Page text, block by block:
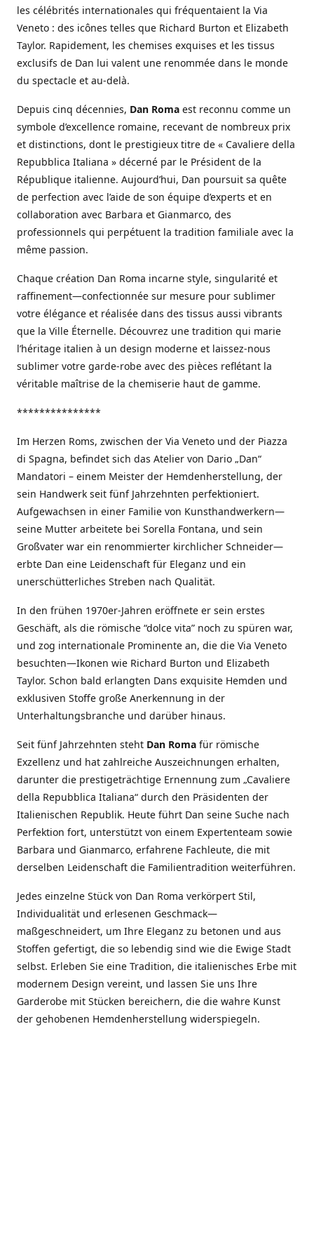
les célébrités internationales qui fréquentaient la Via
Veneto : des icônes telles que Richard Burton et Elizabeth
Taylor. Rapidement, les chemises exquises et les tissus
exclusifs de Dan lui valent une renommée dans le monde
du spectacle et au-delà.
Depuis cinq décennies, Dan Roma est reconnu comme un
symbole d’excellence romaine, recevant de nombreux prix
et distinctions, dont le prestigieux titre de « Cavaliere della
Repubblica Italiana » décerné par le Président de la
République italienne. Aujourd’hui, Dan poursuit sa quête
de perfection avec l’aide de son équipe d’experts et en
collaboration avec Barbara et Gianmarco, des
professionnels qui perpétuent la tradition familiale avec la
même passion.
Chaque création Dan Roma incarne style, singularité et
raffinement—confectionnée sur mesure pour sublimer
votre élégance et réalisée dans des tissus aussi vibrants
que la Ville Éternelle. Découvrez une tradition qui marie
l’héritage italien à un design moderne et laissez-nous
sublimer votre garde-robe avec des pièces reflétant la
véritable maîtrise de la chemiserie haut de gamme.
***************
Im Herzen Roms, zwischen der Via Veneto und der Piazza
di Spagna, befindet sich das Atelier von Dario „Dan“
Mandatori – einem Meister der Hemdenherstellung, der
sein Handwerk seit fünf Jahrzehnten perfektioniert.
Aufgewachsen in einer Familie von Kunsthandwerkern—
seine Mutter arbeitete bei Sorella Fontana, und sein
Großvater war ein renommierter kirchlicher Schneider—
erbte Dan eine Leidenschaft für Eleganz und ein
unerschütterliches Streben nach Qualität.
In den frühen 1970er-Jahren eröffnete er sein erstes
Geschäft, als die römische “dolce vita” noch zu spüren war,
und zog internationale Prominente an, die die Via Veneto
besuchten—Ikonen wie Richard Burton und Elizabeth
Taylor. Schon bald erlangten Dans exquisite Hemden und
exklusiven Stoffe große Anerkennung in der
Unterhaltungsbranche und darüber hinaus.
Seit fünf Jahrzehnten steht Dan Roma für römische
Exzellenz und hat zahlreiche Auszeichnungen erhalten,
darunter die prestigeträchtige Ernennung zum „Cavaliere
della Repubblica Italiana“ durch den Präsidenten der
Italienischen Republik. Heute führt Dan seine Suche nach
Perfektion fort, unterstützt von einem Expertenteam sowie
Barbara und Gianmarco, erfahrene Fachleute, die mit
derselben Leidenschaft die Familientradition weiterführen.
Jedes einzelne Stück von Dan Roma verkörpert Stil,
Individualität und erlesenen Geschmack—
maßgeschneidert, um Ihre Eleganz zu betonen und aus
Stoffen gefertigt, die so lebendig sind wie die Ewige Stadt
selbst. Erleben Sie eine Tradition, die italienisches Erbe mit
modernem Design vereint, und lassen Sie uns Ihre
Garderobe mit Stücken bereichern, die die wahre Kunst
der gehobenen Hemdenherstellung widerspiegeln.